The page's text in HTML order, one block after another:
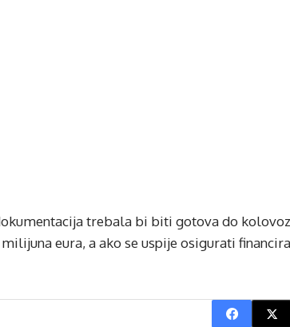
trebala bi biti gotova do
eura, a ako se uspije osigurati